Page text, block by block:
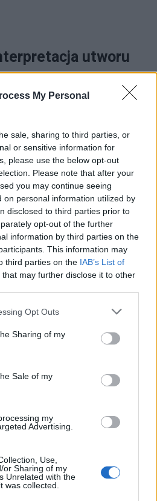
My Personal
sale, sharing to third parties, or
or sensitive information for
please use the below opt-out
Please note that after your
you may continue seeing
on personal information utilized by
disclosed to third parties prior to
opt-out of the further
information by third parties on the
This information may
third parties on the IAB’s List of
that may further disclose it to other
Opt Outs
Sharing of my
Sale of my
my
Advertising.
Use,
or Sharing of my
Unrelated with the
was collected.
utworu
podmiotowi
temu rozmyślania
wewnętrznej:
nad głową ma
obok siebie piękną
sobie pytanie, dlaczego
do przeszłości, do
strofa rozpoczyna
– ukochanego kraju.
Krymskiego.
dla niego szumiące
i szum strumyków. Był on
chodzić po litewskich
pięknych
podmiot liryczny
zadaje sobie
wrócić do kochanki